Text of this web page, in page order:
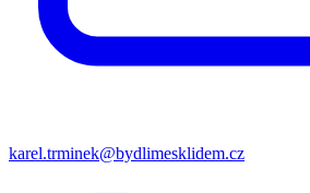
karel.trminek@bydlimesklidem.cz